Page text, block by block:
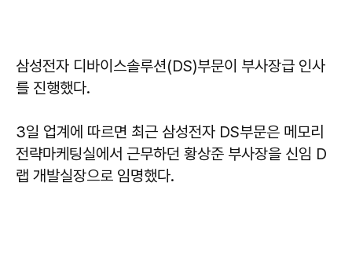
삼성전자 디바이스솔루션(DS)부문이 부사장급 인사
를 진행했다.
3일 업계에 따르면 최근 삼성전자 DS부문은 메모리
전략마케팅실에서 근무하던 황상준 부사장을 신임 D
랩 개발실장으로 임명했다.